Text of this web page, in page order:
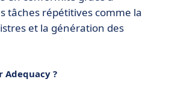
tâches répétitives comme la
et la génération des
Adequacy ?